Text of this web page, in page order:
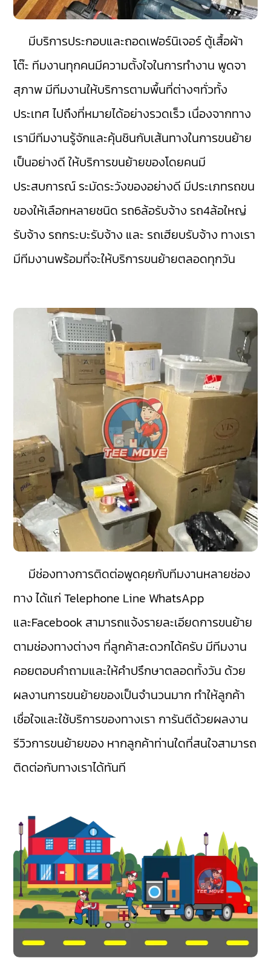
มีบริการประกอบและถอดเฟอร์นิเจอร์ ตู้เสื้อผ้า
โต๊ะ ทีมงานทุกคนมีความตั้งใจในการทำงาน พูดจา
สุภาพ มีทีมงานให้บริการตามพื้นที่ต่างๆทั่วทั้ง
ประเทศ ไปถึงที่หมายได้อย่างรวดเร็ว เนื่องจากทาง
เรามีทีมงานรู้จักและคุ้นชินกับเส้นทางในการขนย้าย
เป็นอย่างดี ให้บริการขนย้ายของโดยคนมี
ประสบการณ์ ระมัดระวังของอย่างดี มีประเภทรถขน
ของให้เลือกหลายชนิด รถ6ล้อรับจ้าง รถ4ล้อใหญ่
รับจ้าง รถกระบะรับจ้าง และ รถเฮียบรับจ้าง ทางเรา
มีทีมงานพร้อมที่จะให้บริการขนย้ายตลอดทุกวัน
มีช่องทางการติดต่อพูดคุยกับทีมงานหลายช่อง
ทาง ได้แก่ Telephone Line WhatsApp
และFacebook สามารถแจ้งรายละเอียดการขนย้าย
ตามช่องทางต่างๆ ที่ลูกค้าสะดวกได้ครับ มีทีมงาน
คอยตอบคำถามและให้คำปรึกษาตลอดทั้งวัน ด้วย
ผลงานการขนย้ายของเป็นจำนวนมาก ทำให้ลูกค้า
เชื่อใจและใช้บริการของทางเรา การันตีด้วยผลงาน
รีวิวการขนย้ายของ หากลูกค้าท่านใดที่สนใจสามารถ
ติดต่อกับทางเราได้ทันที